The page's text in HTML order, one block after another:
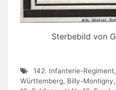
Sterbebild von
142. Infanterie-Regiment,
Württemberg, Billy-Montigny,